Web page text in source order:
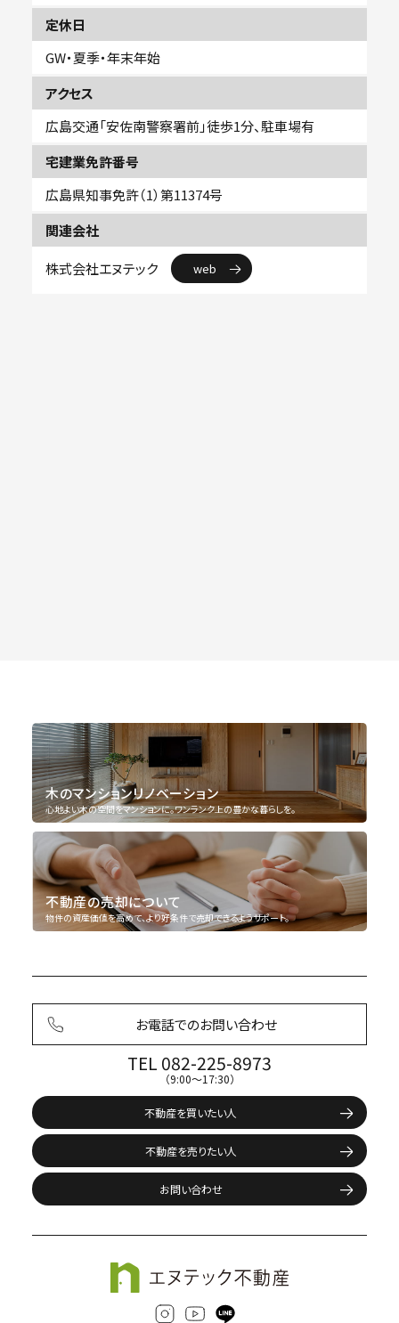
定休日
GW・夏季・年末年始
アクセス
広島交通「安佐南警察署前」徒歩1分、駐車場有
宅建業免許番号
広島県知事免許（1）第11374号
関連会社
株式会社エヌテック web
木のマンションリノベーション
心地よい木の空間をマンションに。ワンランク上の豊かな暮らしを。
不動産の売却について
物件の資産価値を高めて、より好条件で売却できるようサポート。
お電話でのお問い合わせ
TEL 082-225-8973
（9:00〜17:30）
不動産を買いたい人
不動産を売りたい人
お問い合わせ